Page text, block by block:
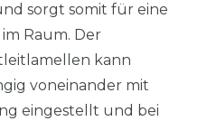
sorgt somit für eine
Raum. Der
kann
voneinander mit
eingestellt und bei